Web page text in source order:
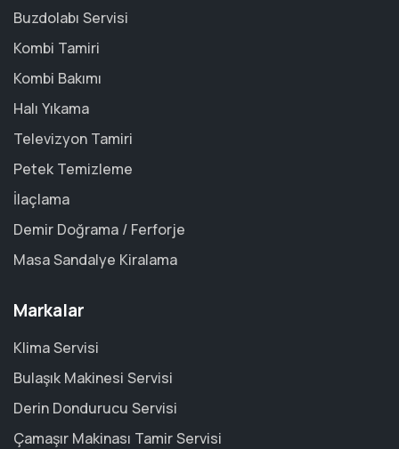
Buzdolabı Servisi
Kombi Tamiri
Kombi Bakımı
Halı Yıkama
Televizyon Tamiri
Petek Temizleme
İlaçlama
Demir Doğrama / Ferforje
Masa Sandalye Kiralama
Markalar
Klima Servisi
Bulaşık Makinesi Servisi
Derin Dondurucu Servisi
Çamaşır Makinası Tamir Servisi